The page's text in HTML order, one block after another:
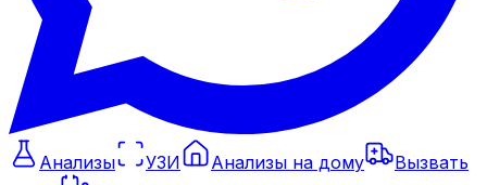
Анализы УЗИ Анализы на дому Вызвать